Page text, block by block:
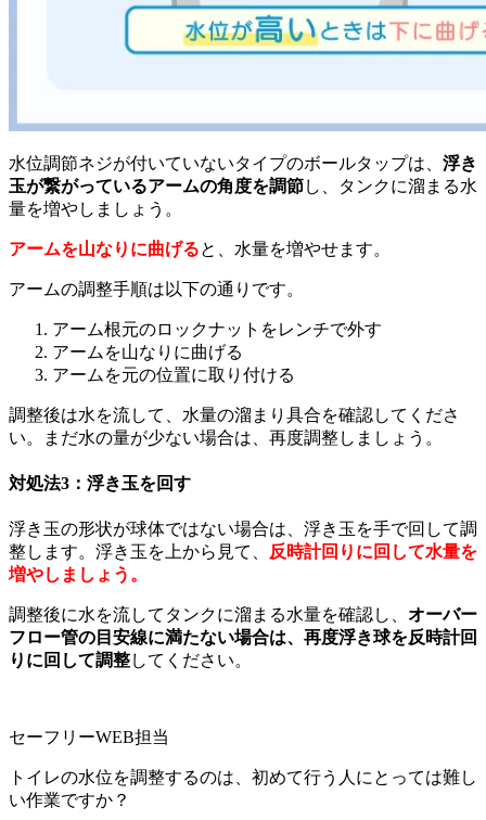
水位調節ネジが付いていないタイプのボールタップは、 浮き
玉が繋がっているアームの角度を調節し、タンクに溜まる水
量を増やしましょう。
アームを山なりに曲げると、水量を増やせます。
アームの調整手順は以下の通りです。
アーム根元のロックナットをレンチで外す
アームを山なりに曲げる
アームを元の位置に取り付ける
調整後は水を流して、水量の溜まり具合を確認してくださ
い。まだ水の量が少ない場合は、再度調整しましょう。
対処法3：浮き玉を回す
浮き玉の形状が球体ではない場合は、浮き玉を手で回して調
整します。浮き玉を上から見て、
反時計回りに回して水量を
増やしましょう。
調整後に水を流してタンクに溜まる水量を確認し、 オーバー
フロー管の目安線に満たない場合は、再度浮き球を反時計回
りに回して調整してください。
セーフリーWEB担当
トイレの水位を調整するのは、初めて行う人にとっては難し
い作業ですか？